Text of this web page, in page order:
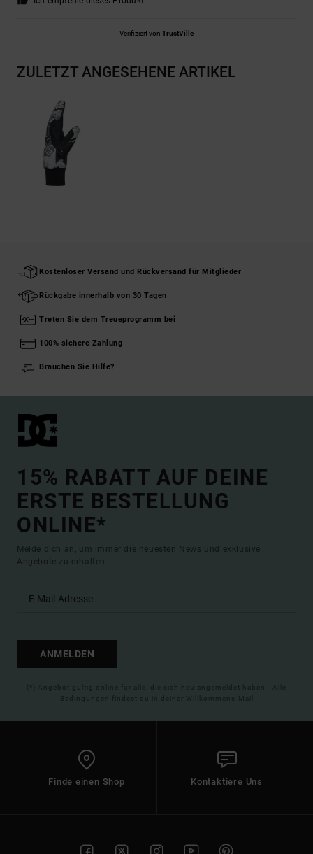
Verifiziert von TrustVille
ZULETZT ANGESEHENE ARTIKEL
Kostenloser Versand und Rückversand für Mitglieder
Rückgabe innerhalb von 30 Tagen
Treten Sie dem Treueprogramm bei
100% sichere Zahlung
Brauchen Sie Hilfe?
15% RABATT AUF DEINE
ERSTE BESTELLUNG
ONLINE*
Melde dich an, um immer die neuesten News und exklusive
Angebote zu erhalten.
ANMELDEN
(*) Angebot gültig online für alle, die sich neu angemeldet haben - Alle
Bedingungen findest du in deiner Willkommens-Mail
Finde einen Shop Kontaktiere Uns